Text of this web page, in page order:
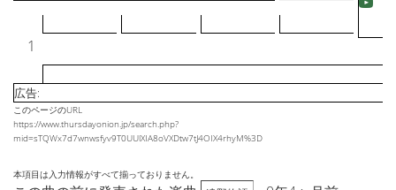
1
広告:
このページのURL
https://www.thursdayonion.jp/search.php?
mid=sTQWx7d7wnwsfyv9T0UUlXIA8oVXDtw7tJ4OIX4rhyM%3D
本項目は入力情報がすべて揃っておりません。